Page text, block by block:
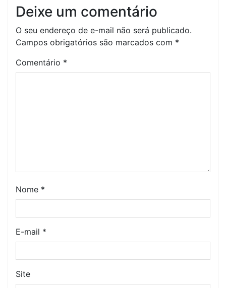
Deixe um comentário
O seu endereço de e-mail não será publicado.
Campos obrigatórios são marcados com *
Comentário *
Nome *
E-mail *
Site